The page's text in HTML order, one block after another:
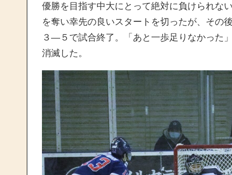
優勝を目指す中大にとって絶対に負けられな
を奪い幸先の良いスタートを切ったが、その
３―５で試合終了。「あと一歩足りなかった
消滅した。